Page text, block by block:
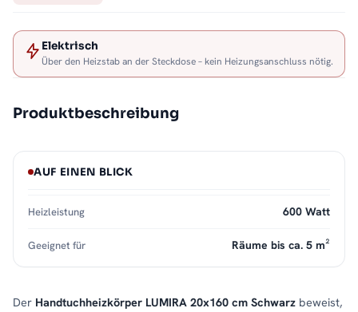
Elektrisch
Über den Heizstab an der Steckdose – kein Heizungsanschluss nötig.
Produktbeschreibung
Der Handtuchheizkörper LUMIRA 20x160 cm Schwarz beweist,
AUF EINEN BLICK
Heizleistung 600 Watt
Geeignet für Räume bis ca. 5 m²